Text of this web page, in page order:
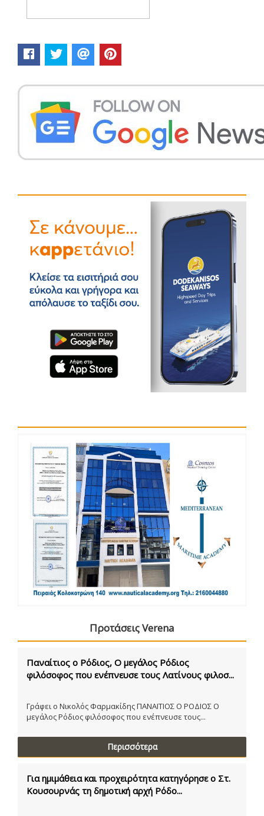
Προτάσεις Verena
Παναίτιος ο Ρόδιος, Ο μεγάλος Ρόδιος
φιλόσοφος που ενέπνευσε τους Λατίνους φιλοσ...
Γράφει ο Νικολός Φαρμακίδης ΠΑΝΑΙΤΙΟΣ Ο ΡΟΔΙΟΣ Ο
μεγάλος Ρόδιος φιλόσοφος που ενέπνευσε τους...
Περισσότερα
Για ημιμάθεια και προχειρότητα κατηγόρησε ο Στ.
Κουσουρνάς τη δημοτική αρχή Ρόδο...